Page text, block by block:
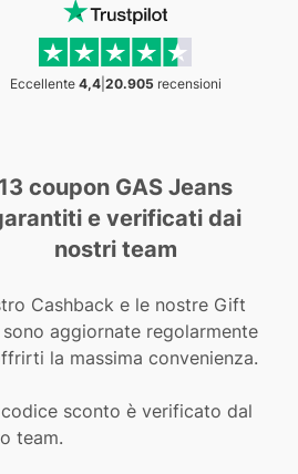
Eccellente 4,4| 20.905 recensioni
13 coupon GAS Jeans
e verificati dai
nostri team
Cashback e le nostre Gift
aggiornate regolarmente
la massima convenienza.
sconto è verificato dal
team.